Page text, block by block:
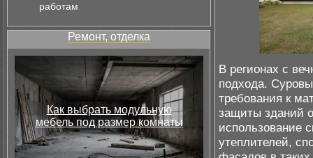
работам
Ремонт, отделка
Как выбрать модульную
мебель под размер комнаты
В регионах с
подхода.
требования к
защиты зданий
использование
утеплителей,